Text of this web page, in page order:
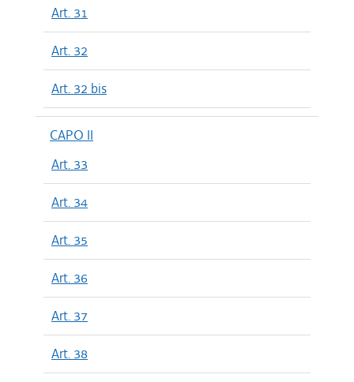
Art. 31
Art. 32
Art. 32 bis
CAPO II
Art. 33
Art. 34
Art. 35
Art. 36
Art. 37
Art. 38